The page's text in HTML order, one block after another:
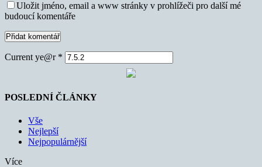
Uložit jméno, email a www stránky v prohlížeči pro další mé
budoucí komentáře
Current ye@r *
POSLEDNÍ ČLÁNKY
Vše
Nejlepší
Nejpopulárnější
Více